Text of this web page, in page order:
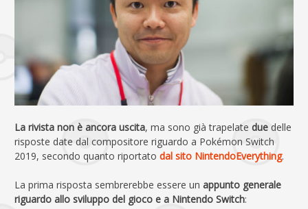
La rivista non è ancora uscita, ma sono già trapelate due delle
risposte date dal compositore riguardo a Pokémon Switch
2019, secondo quanto riportato dal sito NintendoEverything.
La prima risposta sembrerebbe essere un appunto generale
riguardo allo sviluppo del gioco e a Nintendo Switch: